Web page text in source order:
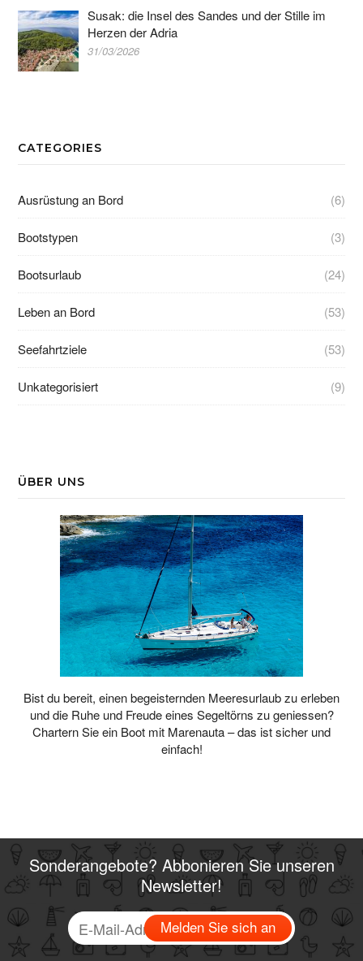
Susak: die Insel des Sandes und der Stille im
Herzen der Adria
31/03/2026
CATEGORIES
Ausrüstung an Bord (6)
Bootstypen (3)
Bootsurlaub (24)
Leben an Bord (53)
Seefahrtziele (53)
Unkategorisiert (9)
ÜBER UNS
Bist du bereit, einen begeisternden Meeresurlaub zu erleben
und die Ruhe und Freude eines Segeltörns zu geniessen?
Chartern Sie ein Boot mit Marenauta – das ist sicher und
einfach!
Sonderangebote? Abbonieren Sie unseren
Newsletter!
Melden Sie sich an